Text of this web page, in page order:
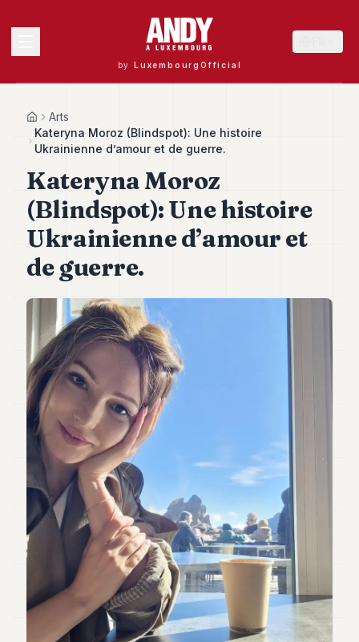
by LuxembourgOfficial
Andy
40
Andy
39
Andy
Andy
Andy
Andy
35
Andy
34
Andy
33
Andy
Andy
Andy
Andy
28
Andy
Andy
26
HomeArts
Kateryna Moroz (Blindspot): Une histoire
Ukrainienne d’amour et de guerre.
Kateryna Moroz
(Blindspot): Une histoire
Ukrainienne d’amour et
de guerre.